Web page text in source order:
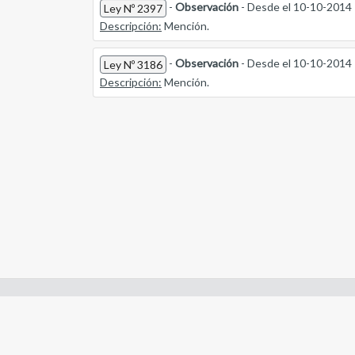
Ley Nº 2397 - Observación - Desde el 10-10-2014
Descripción: Mención.
Ley Nº 3186 - Observación - Desde el 10-10-2014
Descripción: Mención.